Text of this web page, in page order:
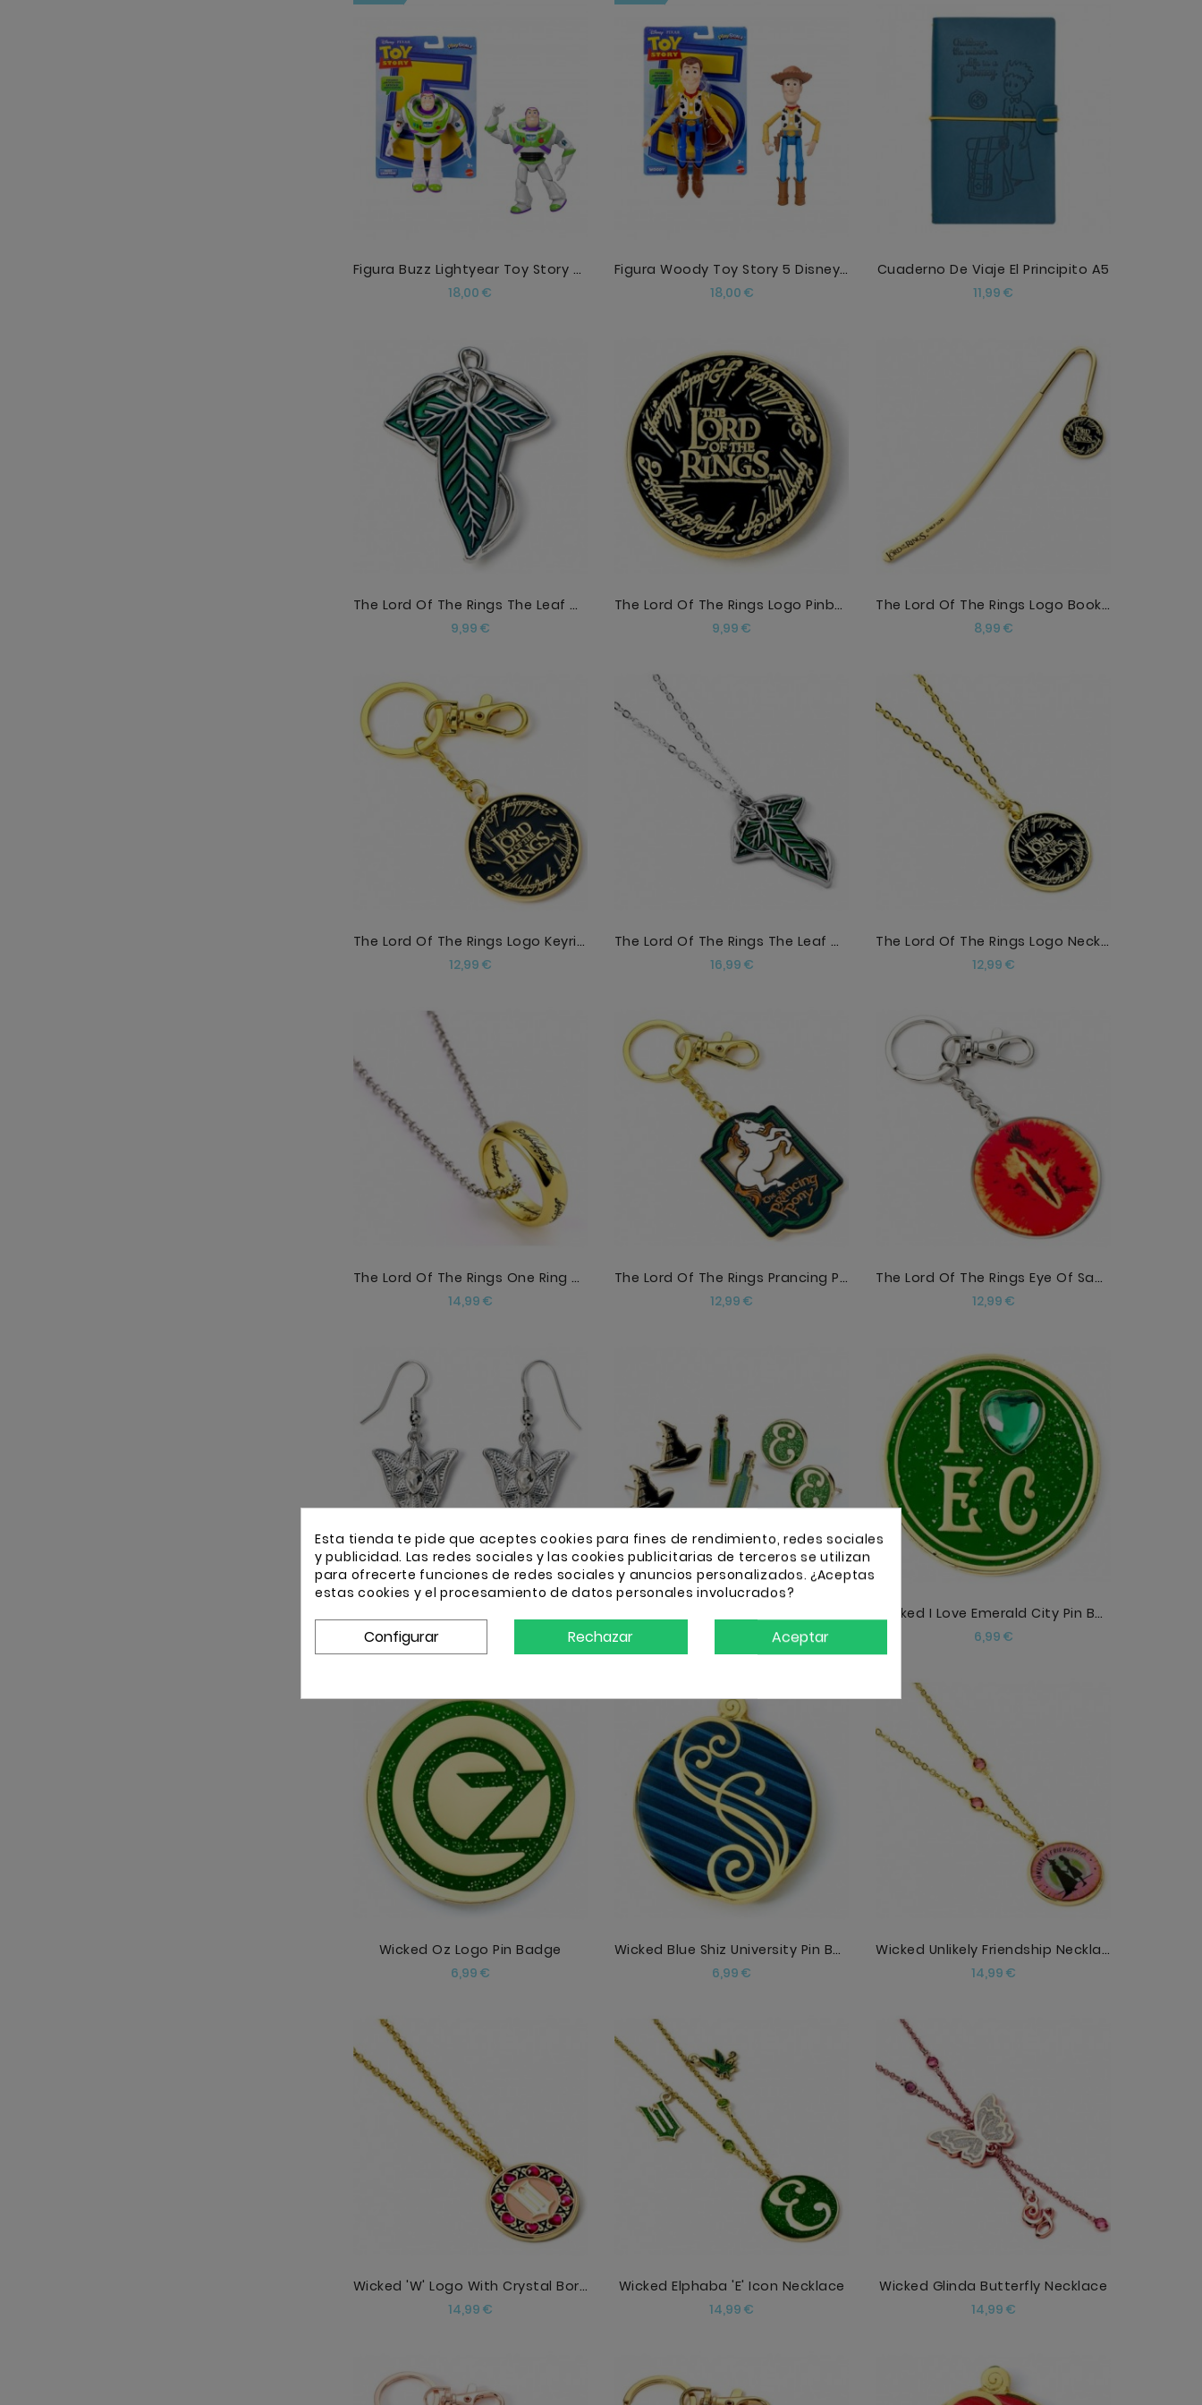
Figura Buzz Lightyear Toy Story 5 Disney Pixar
18,00 €
AÑADIR
Figura Woody Toy Story 5 Disney Pixar 18cm
18,00 €Precio
AÑADIR
Cuaderno De Viaje El Principito A5
11,99 €
The Lord Of The Rings The Leaf Of Lorien Pin Badge
9,99 €Precio
AÑADIR
The Lord Of The Rings Logo Pinbadge
9,99 €
AÑADIR
The Lord Of The Rings Logo Bookmark
8,99 €Precio
AÑADIR
The Lord Of The Rings Logo Keyring
12,99 €Precio
AÑADIR
The Lord Of The Rings The Leaf Of Lorien Necklace
16,99 €Precio
AÑADIR
The Lord Of The Rings Logo Necklace
12,99 €Precio
AÑADIR
The Lord Of The Rings One Ring Necklace
14,99 €Precio
AÑADIR
The Lord Of The Rings Prancing Pony Pub Sign Keyri
12,99 €
AÑADIR
The Lord Of The Rings Eye Of Sauron Keyring
12,99 €Precio
AÑADIR
Precio
AÑADIR
Wicked I Love Emerald City Pin Badge
6,99 €Precio
AÑADIR
Wicked Oz Logo Pin Badge
6,99 €Precio
AÑADIR
Wicked Blue Shiz University Pin Badge
6,99 €
AÑADIR
Wicked Unlikely Friendship Necklace
14,99 €Precio
AÑADIR
Wicked 'W' Logo With Crystal Border Necklace
14,99 €Precio
AÑADIR
Wicked Elphaba 'E' Icon Necklace
14,99 €
AÑADIR
Wicked Glinda Butterfly Necklace
14,99 €Precio
AÑADIR
Esta tienda te pide que aceptes cookies para fines de rendimiento, redes sociales
y publicidad. Las redes sociales y las cookies publicitarias de terceros se utilizan
para ofrecerte funciones de redes sociales y anuncios personalizados. ¿Aceptas
estas cookies y el procesamiento de datos personales involucrados?
Configurar Rechazar Aceptar